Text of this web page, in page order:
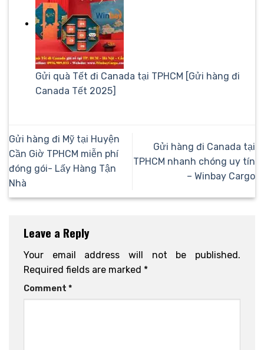
Gửi quà Tết đi Canada tại TPHCM [Gửi hàng đi
Canada Tết 2025]
Gửi hàng đi Mỹ tại Huyện
Cần Giờ TPHCM miễn phí
đóng gói- Lấy Hàng Tận
Nhà
Gửi hàng đi Canada tại
TPHCM nhanh chóng uy tín
– Winbay Cargo
Leave a Reply
Your email address will not be published.
Required fields are marked *
Comment *